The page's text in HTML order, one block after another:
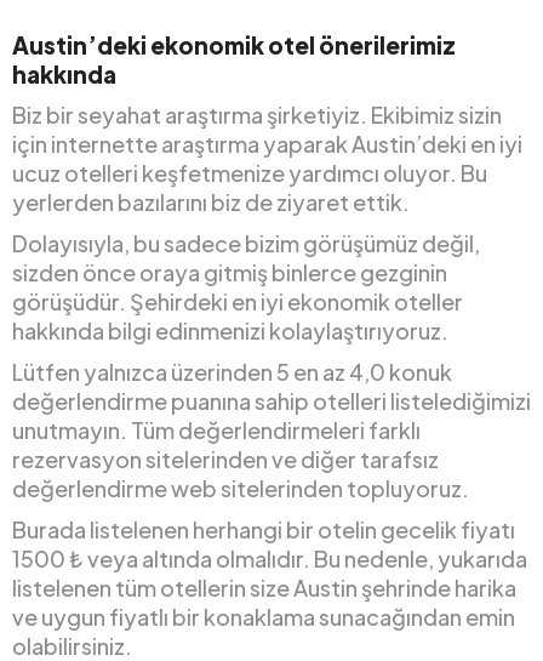
Austin’deki ekonomik otel önerilerimiz
hakkında
Biz bir seyahat araştırma şirketiyiz. Ekibimiz sizin
için internette araştırma yaparak Austin’deki en iyi
ucuz otelleri keşfetmenize yardımcı oluyor. Bu
yerlerden bazılarını biz de ziyaret ettik.
Dolayısıyla, bu sadece bizim görüşümüz değil,
sizden önce oraya gitmiş binlerce gezginin
görüşüdür. Şehirdeki en iyi ekonomik oteller
hakkında bilgi edinmenizi kolaylaştırıyoruz.
Lütfen yalnızca üzerinden 5 en az 4,0 konuk
değerlendirme puanına sahip otelleri listelediğimizi
unutmayın. Tüm değerlendirmeleri farklı
rezervasyon sitelerinden ve diğer tarafsız
değerlendirme web sitelerinden topluyoruz.
Burada listelenen herhangi bir otelin gecelik fiyatı
1500 ₺ veya altında olmalıdır. Bu nedenle, yukarıda
listelenen tüm otellerin size Austin şehrinde harika
ve uygun fiyatlı bir konaklama sunacağından emin
olabilirsiniz.